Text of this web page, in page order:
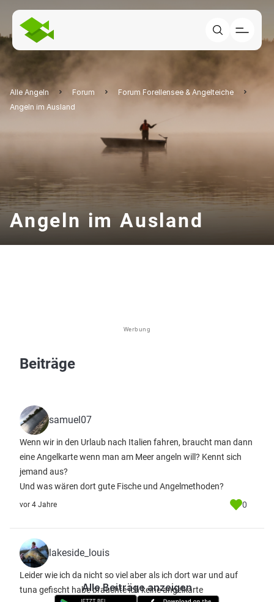
Alle Angeln Forum
Forum Forellensee & Angelteiche
Angeln im Ausland
Angeln im Ausland
Werbung
Beiträge
samuel07
Wenn wir in den Urlaub nach Italien fahren, braucht man dann
eine Angelkarte wenn man am Meer angeln will? Kennt sich
jemand aus?
Und was wären dort gute Fische und Angelmethoden?
vor 4 Jahre 0
lakeside_louis
Leider wie ich da nicht so viel aber als ich dort war und auf
tuna gefischt habe brauchte ich keine angelkarte
Alle Beiträge anzeigen